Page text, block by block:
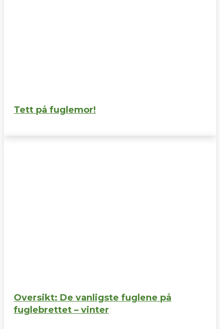
Tett på fuglemor!
Oversikt: De vanligste fuglene på
fuglebrettet – vinter